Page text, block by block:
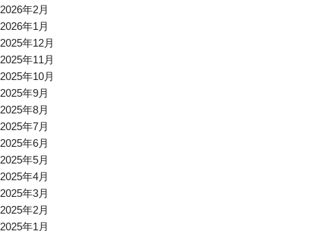
2026年2月
2026年1月
2025年12月
2025年11月
2025年10月
2025年9月
2025年8月
2025年7月
2025年6月
2025年5月
2025年4月
2025年3月
2025年2月
2025年1月